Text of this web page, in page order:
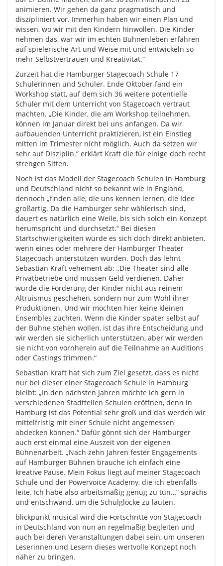
animieren. Wir gehen da ganz pragmatisch und
diszipliniert vor. Immerhin haben wir einen Plan und
wissen, wo wir mit den Kindern hinwollen. Die Kinder
nehmen das, war wir im echten Bühnenleben erfahren
auf spielerische Art und Weise mit und entwickeln so
mehr Selbstvertrauen und Kreativität.“
Zurzeit hat die Hamburger Stagecoach Schule 17
Schülerinnen und Schüler. Ende Oktober fand ein
Workshop statt, auf dem sich 36 weitere potentielle
Schüler mit dem Unterricht von Stagecoach vertraut
machten. „Die Kinder, die am Workshop teilnehmen,
können im Januar direkt bei uns anfangen. Da wir
aufbauenden Unterricht praktizieren, ist ein Einstieg
mitten im Trimester nicht möglich. Auch da setzen wir
sehr auf Disziplin.“ erklärt Kraft die für einige doch recht
strengen Sitten.
Noch ist das Modell der Stagecoach Schulen in Hamburg
und Deutschland nicht so bekannt wie in England,
dennoch „finden alle, die uns kennen lernen, die Idee
großartig. Da die Hamburger sehr wählerisch sind,
dauert es natürlich eine Weile, bis sich solch ein Konzept
herumspricht und durchsetzt.“ Bei diesen
Startschwierigkeiten würde es sich doch direkt anbieten,
wenn eines oder mehrere der Hamburger Theater
Stagecoach unterstützen würden. Doch das lehnt
Sebastian Kraft vehement ab: „Die Theater sind alle
Privatbetriebe und müssen Geld verdienen. Daher
würde die Förderung der Kinder nicht aus reinem
Altruismus geschehen, sondern nur zum Wohl ihrer
Produktionen. Und wir möchten hier keine kleinen
Ensembles züchten. Wenn die Kinder später selbst auf
der Bühne stehen wollen, ist das ihre Entscheidung und
wir werden sie sicherlich unterstützen, aber wir werden
sie nicht von vornherein auf die Teilnahme an Auditions
oder Castings trimmen.“
Sebastian Kraft hat sich zum Ziel gesetzt, dass es nicht
nur bei dieser einer Stagecoach Schule in Hamburg
bleibt: „In den nächsten Jahren möchte ich gern in
verschiedenen Stadtteilen Schulen eröffnen, denn in
Hamburg ist das Potential sehr groß und das werden wir
mittelfristig mit einer Schule nicht angemessen
abdecken können.“ Dafür gönnt sich der Hamburger
auch erst einmal eine Auszeit von der eigenen
Bühnenarbeit. „Nach zehn Jahren fester Engagements
auf Hamburger Bühnen brauche ich einfach eine
kreative Pause. Mein Fokus liegt auf meiner Stagecoach
Schule und der Powervoice Academy, die ich ebenfalls
leite. Ich habe also arbeitsmäßig genug zu tun…“ sprachs
und entschwand, um die Schulglocke zu läuten.
blickpunkt musical wird die Fortschritte von Stagecoach
in Deutschland von nun an regelmäßig begleiten und
auch bei deren Veranstaltungen dabei sein, um unseren
Leserinnen und Lesern dieses wertvolle Konzept noch
näher zu bringen.